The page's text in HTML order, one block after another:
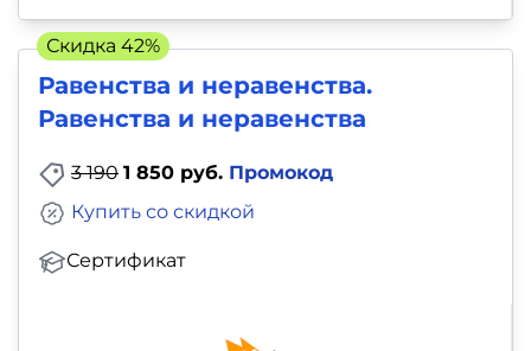
Равенства и неравенства.
Равенства и неравенства
3 190 1 850 руб. Промокод
Сертификат
Купить со скидкой
Скидка 42%